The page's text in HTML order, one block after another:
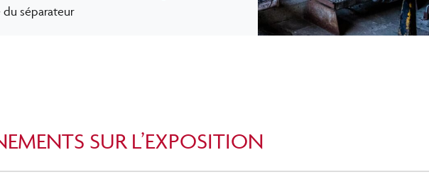
du séparateur
SUR L’EXPOSITION